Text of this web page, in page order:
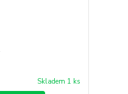
Skladem 1 ks